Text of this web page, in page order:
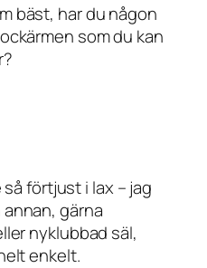
bäst, har du någon
som du kan
förtjust i lax – jag
gärna
nyklubbad säl,
enkelt.